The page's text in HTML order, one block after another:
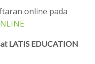
online pada
LATIS EDUCATION